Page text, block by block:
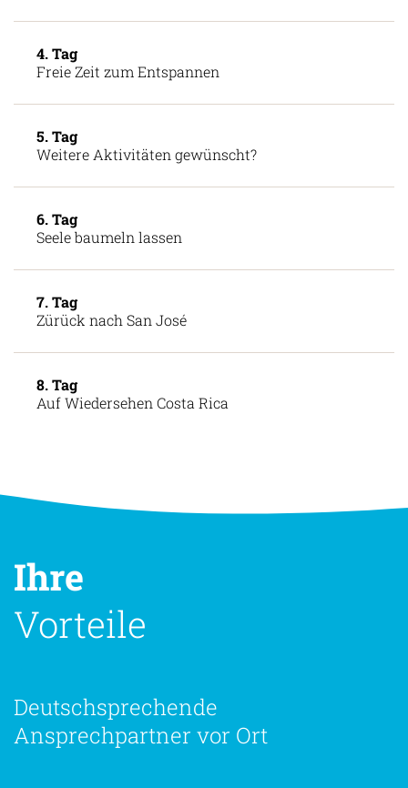
4. Tag
Freie Zeit zum Entspannen
5. Tag
Weitere Aktivitäten gewünscht?
6. Tag
Seele baumeln lassen
7. Tag
Zürück nach San José
8. Tag
Auf Wiedersehen Costa Rica
Ihre
Vorteile
Deutschsprechende
Ansprechpartner vor Ort